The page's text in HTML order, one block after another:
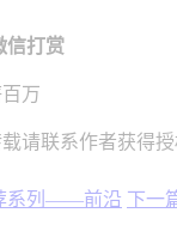
信打赏
万
请联系作者获得
系列——前沿 下一